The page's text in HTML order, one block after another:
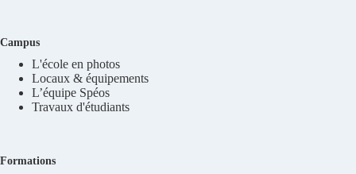
Campus
L'école en photos
Locaux & équipements
L’équipe Spéos
Travaux d'étudiants
Formations